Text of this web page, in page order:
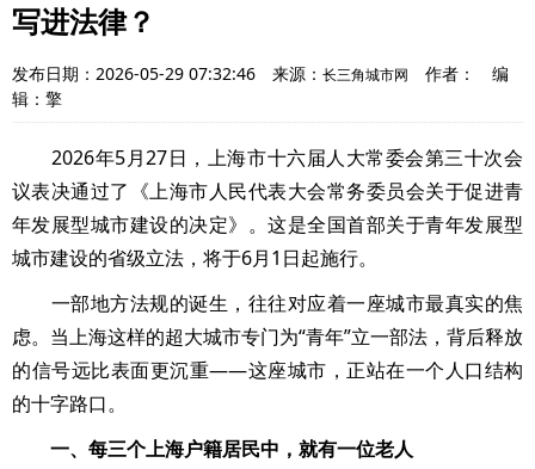
写进法律？
发布日期：2026-05-29 07:32:46 来源： 长三角城市网 作者：
编
辑：擎
2026年5月27日，上海市十六届人大常委会第三十次会
议表决通过了《上海市人民代表大会常务委员会关于促进青
年发展型城市建设的决定》。这是全国首部关于青年发展型
城市建设的省级立法，将于6月1日起施行。
一部地方法规的诞生，往往对应着一座城市最真实的焦
虑。当上海这样的超大城市专门为“青年”立一部法，背后释放
的信号远比表面更沉重——这座城市，正站在一个人口结构
的十字路口。
一、每三个上海户籍居民中，就有一位老人